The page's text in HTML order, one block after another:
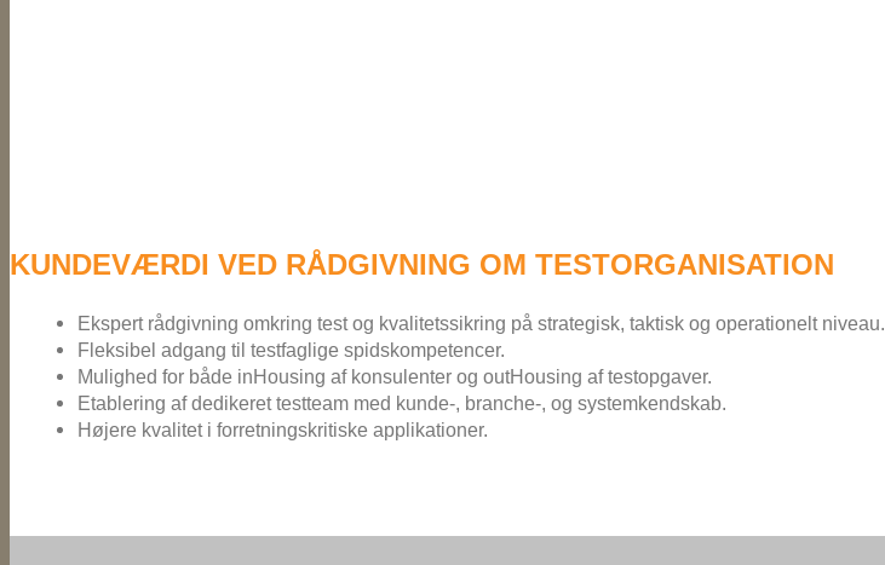
KUNDEVÆRDI VED RÅDGIVNING OM TESTORGANISATION
Ekspert rådgivning omkring test og kvalitetssikring på strategisk, taktisk og operationelt niveau.
Fleksibel adgang til testfaglige spidskompetencer.
Mulighed for både inHousing af konsulenter og outHousing af testopgaver.
Etablering af dedikeret testteam med kunde-, branche-, og systemkendskab.
Højere kvalitet i forretningskritiske applikationer.